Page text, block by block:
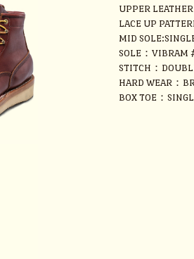
UPPER
LACE UP
MID
SOLE：VIBRAM
STITCH：
HARD WEAR：
BOX TOE：